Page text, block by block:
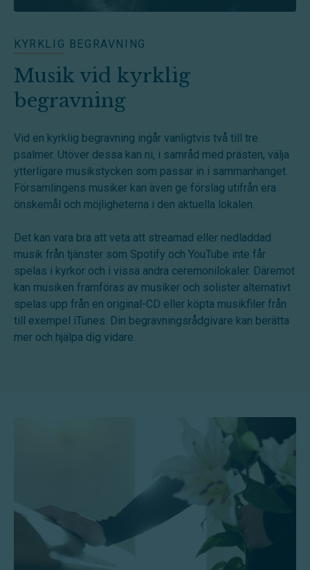
KYRKLIG BEGRAVNING
Musik vid kyrklig
begravning
Vid en kyrklig begravning ingår vanligtvis två till tre
psalmer. Utöver dessa kan ni, i samråd med prästen, välja
ytterligare musikstycken som passar in i sammanhanget.
Församlingens musiker kan även ge förslag utifrån era
önskemål och möjligheterna i den aktuella lokalen.
Det kan vara bra att veta att streamad eller nedladdad
musik från tjänster som Spotify och YouTube inte får
spelas i kyrkor och i vissa andra ceremonilokaler. Däremot
kan musiken framföras av musiker och solister alternativt
spelas upp från en original-CD eller köpta musikfiler från
till exempel iTunes. Din begravningsrådgivare kan berätta
mer och hjälpa dig vidare.